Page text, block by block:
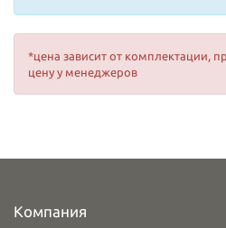
*цена зависит от комплектации,
цену у менеджеров
Компания